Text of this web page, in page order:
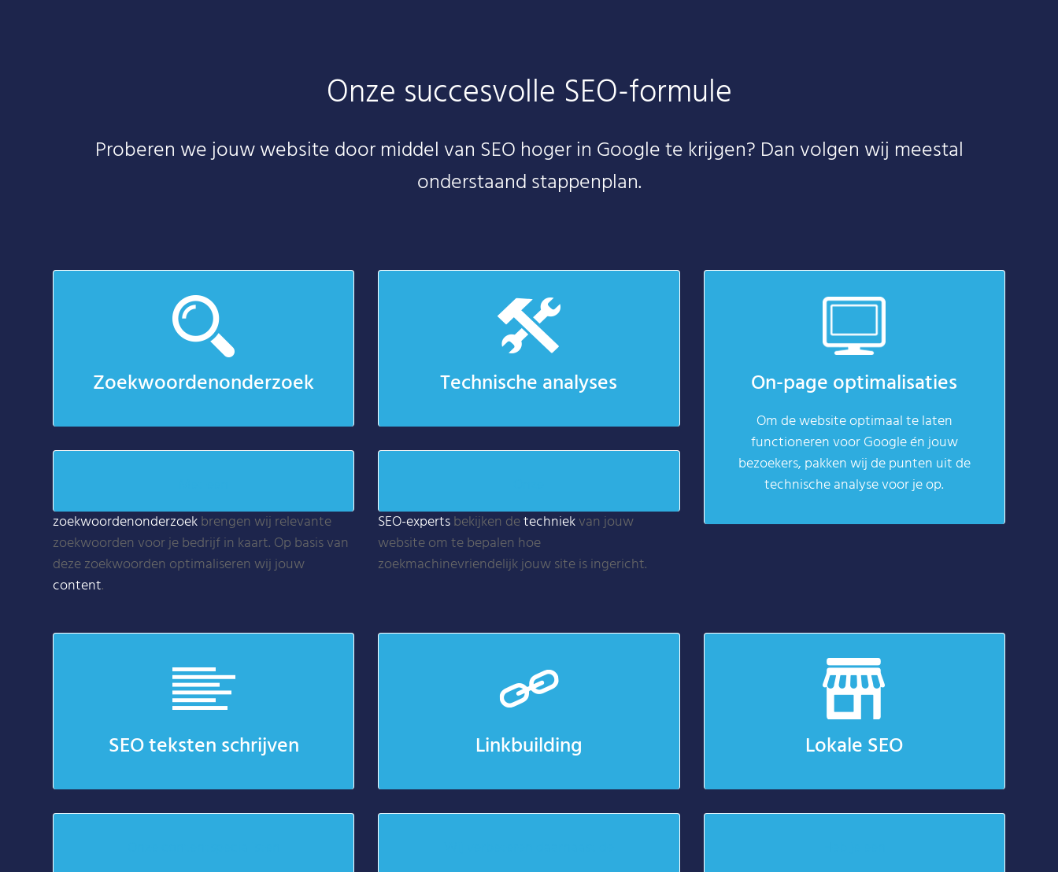
Onze succesvolle SEO-formule
Proberen we jouw website door middel van SEO hoger in Google te krijgen? Dan volgen wij meestal
onderstaand stappenplan.
Zoekwoordenonderzoek
zoekwoordenonderzoekbrengen wij relevante
zoekwoorden voor je bedrijf in kaart. Op basis van
deze zoekwoorden optimaliseren wij jouw
content.
Technische analyses
SEO-expertsbekijken detechniekvan jouw
website om te bepalen hoe
zoekmachinevriendelijk jouw site is ingericht.
On-page optimalisaties
Om de website optimaal te laten
functioneren voor Google én jouw
bezoekers, pakken wij de punten uit de
technische analyse voor je op.
SEO teksten schrijven Linkbuilding Lokale SEO